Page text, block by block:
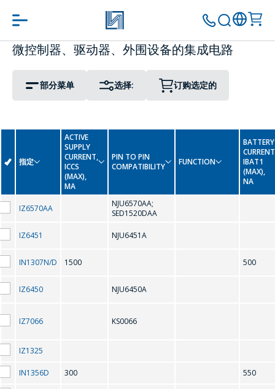
微控制器、驱动器、外围设备的集成电路
部分菜单
Display Driver IC
LED Driver Circuits
Real Time Clock
Real Time Clock (Reference Date)
选择:
PIN TO PIN COMPATIBILITY PACKAGE
-
A
AMC7150
C
DS1307N/ZN
订购选定的
转到购物车 继续购物
指定
ACTIVE
SUPPLY
CURRENT,
ICCS
(MAX),
MA
PIN TO PIN
COMPATIBILITY
FUNCTION
BATTERY
IBAT1
(MAX),
NA
IZ6570AA
NJU6570AA;
SED1520DAA
IZ6451 NJU6451A
IN1307N/D 1500 500
IZ6450 NJU6450A
IZ7066 KS0066
IZ1325
IN1356D 300 550